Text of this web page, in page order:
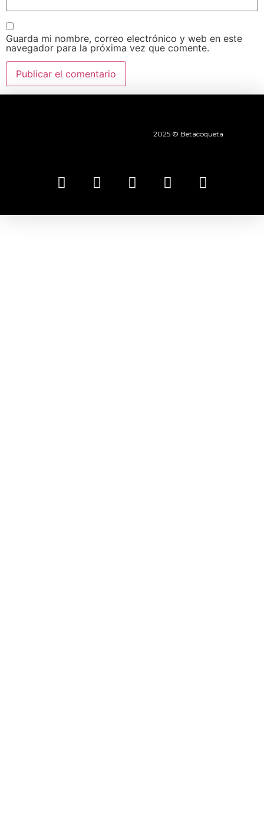
Guarda mi nombre, correo electrónico y web en este
navegador para la próxima vez que comente.
2025 © Betacoqueta